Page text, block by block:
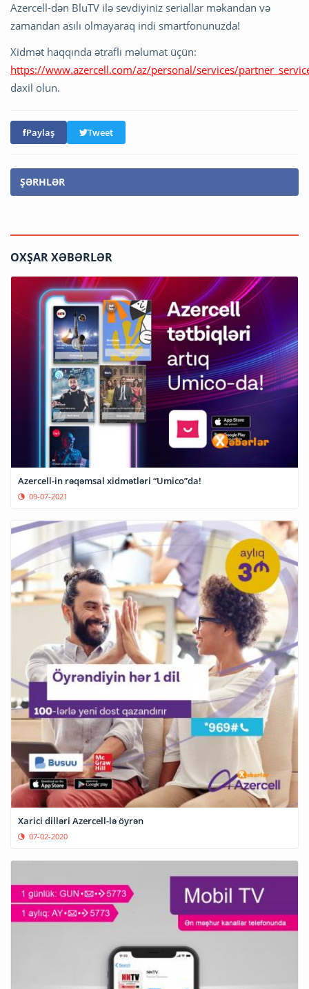
Azercell-dən BluTV ilə sevdiyiniz seriallar məkandan və
zamandan asılı olmayaraq indi smartfonunuzda!
Xidmət haqqında ətraflı məlumat üçün:
https://www.azercell.com/az/personal/services/
daxil olun.
Paylaş Tweet
ŞƏRHLƏR
OXŞAR XƏBƏRLƏR
Azercell-in rəqəmsal xidmətləri “Umico”da!
09-07-2021
Xarici dilləri Azercell-lə öyrən
07-02-2020